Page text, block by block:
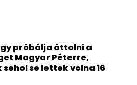
próbálja áttolni a
Magyar Péterre,
se lettek volna 16